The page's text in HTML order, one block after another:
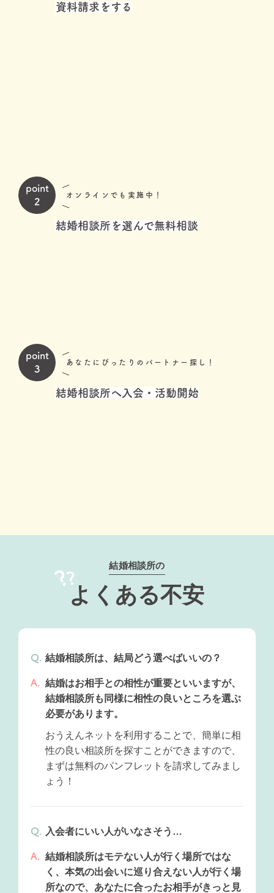
資料請求をする
point
2
オンラインでも実施中！
結婚相談所を選んで無料相談
point
3
あなたにぴったりのパートナー探し！
結婚相談所へ入会・活動開始
結婚相談所の
よくある不安
結婚相談所は、結局どう選べばいいの？
結婚はお相手との相性が重要といいますが、
結婚相談所も同様に相性の良いところを選ぶ
必要があります。
おうえんネットを利用することで、簡単に相
性の良い相談所を探すことができますので、
まずは無料のパンフレットを請求してみまし
ょう！
入会者にいい人がいなさそう…
結婚相談所はモテない人が行く場所ではな
く、本気の出会いに巡り合えない人が行く場
所なので、あなたに合ったお相手がきっと見